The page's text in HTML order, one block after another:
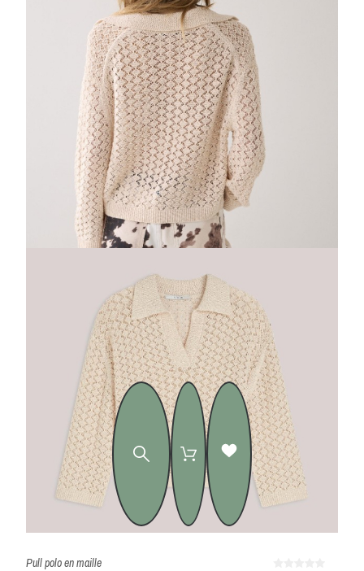
Pull polo en maille